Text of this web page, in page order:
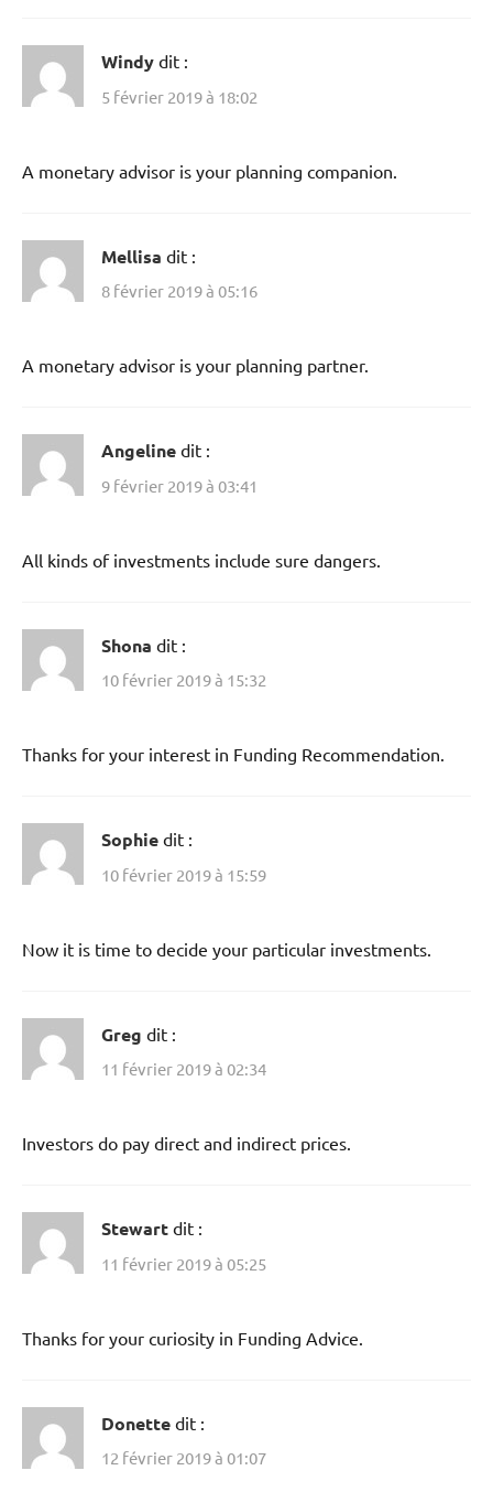
Windy dit :
5 février 2019 à 18:02
A monetary advisor is your planning companion.
Mellisa dit :
8 février 2019 à 05:16
A monetary advisor is your planning partner.
Angeline dit :
9 février 2019 à 03:41
All kinds of investments include sure dangers.
Shona dit :
10 février 2019 à 15:32
Thanks for your interest in Funding Recommendation.
Sophie dit :
10 février 2019 à 15:59
Now it is time to decide your particular investments.
Greg dit :
11 février 2019 à 02:34
Investors do pay direct and indirect prices.
Stewart dit :
11 février 2019 à 05:25
Thanks for your curiosity in Funding Advice.
Donette dit :
12 février 2019 à 01:07